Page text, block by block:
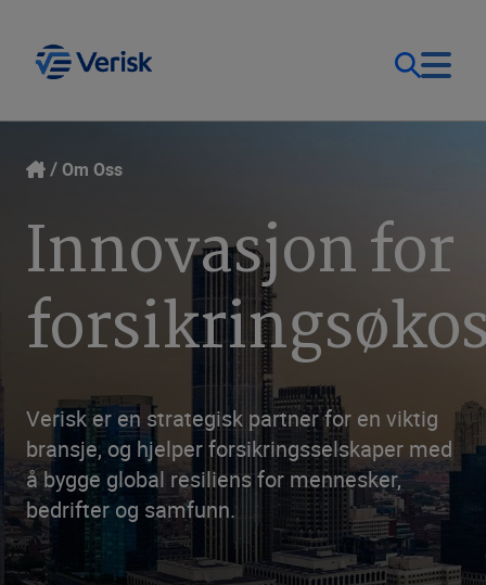
Løsninger
Ressurser
Bedrift
Kontakt
Logg inn
Norge (NB)
Om Oss
Innovasjon for
Verisk er en strategisk partner for en viktig
bransje, og hjelper forsikringsselskaper med
å bygge global resiliens for mennesker,
bedrifter og samfunn.